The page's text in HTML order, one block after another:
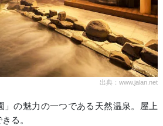
出典：www.jalan.net
の魅力の一つである天然温泉。屋上
る。